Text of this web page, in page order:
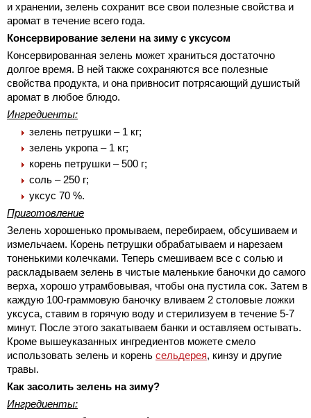
и хранении, зелень сохранит все свои полезные свойства и
аромат в течение всего года.
Консервирование зелени на зиму с уксусом
Консервированная зелень может храниться достаточно
долгое время. В ней также сохраняются все полезные
свойства продукта, и она привносит потрясающий душистый
аромат в любое блюдо.
Ингредиенты:
зелень петрушки – 1 кг;
зелень укропа – 1 кг;
корень петрушки – 500 г;
соль – 250 г;
уксус 70 %.
Приготовление
Зелень хорошенько промываем, перебираем, обсушиваем и
измельчаем. Корень петрушки обрабатываем и нарезаем
тоненькими колечками. Теперь смешиваем все с солью и
раскладываем зелень в чистые маленькие баночки до самого
верха, хорошо утрамбовывая, чтобы она пустила сок. Затем в
каждую 100-граммовую баночку вливаем 2 столовые ложки
уксуса, ставим в горячую воду и стерилизуем в течение 5-7
минут. После этого закатываем банки и оставляем остывать.
Кроме вышеуказанных ингредиентов можете смело
использовать зелень и корень сельдерея, кинзу и другие
травы.
Как засолить зелень на зиму?
Ингредиенты: